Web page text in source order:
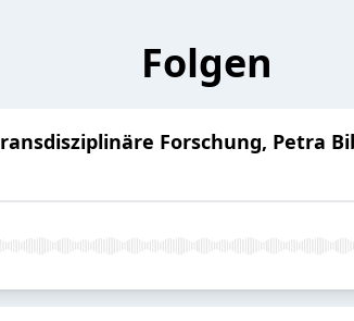
Folgen
Forschung, Petra